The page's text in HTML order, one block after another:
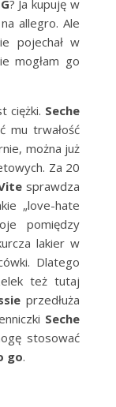
? Ja kupuję w
allegro. Ale
pojechał w
mogłam go
ciężki. Seche
mu trwałość
można już
Za 20
sprawdza
„love-hate
pomiędzy
lakier w
Dlatego
też tutaj
przedłuża
Seche
stosować
go.